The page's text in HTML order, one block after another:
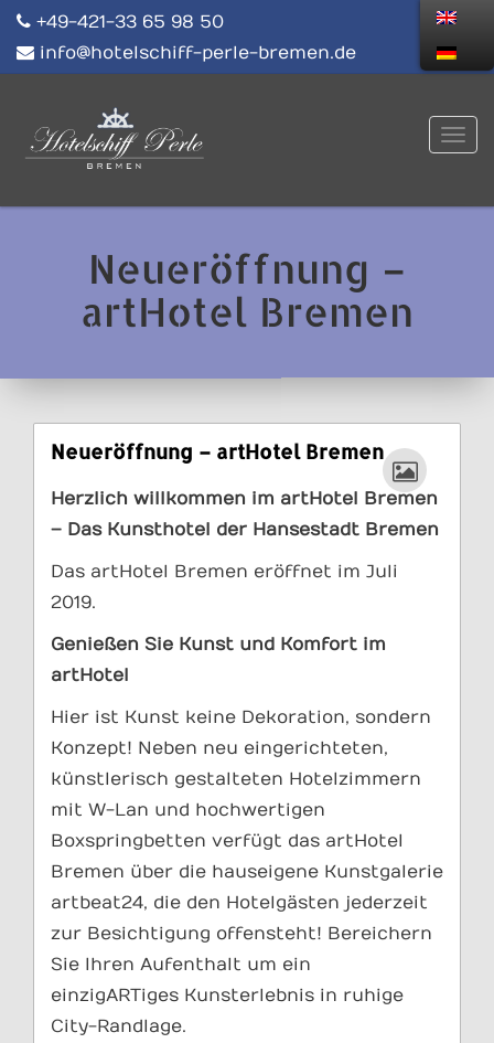
+49-421-33 65 98 50
info@hotelschiff-perle-bremen.de
Neueröffnung –
artHotel Bremen
Neueröffnung – artHotel Bremen
Herzlich willkommen im artHotel Bremen
– Das Kunsthotel der Hansestadt Bremen
Das artHotel Bremen eröffnet im Juli
2019.
Genießen Sie Kunst und Komfort im
artHotel
Hier ist Kunst keine Dekoration, sondern
Konzept! Neben neu eingerichteten,
künstlerisch gestalteten Hotelzimmern
mit W-Lan und hochwertigen
Boxspringbetten verfügt das artHotel
Bremen über die hauseigene Kunstgalerie
artbeat24, die den Hotelgästen jederzeit
zur Besichtigung offensteht! Bereichern
Sie Ihren Aufenthalt um ein
einzigARTiges Kunsterlebnis in ruhige
City-Randlage.